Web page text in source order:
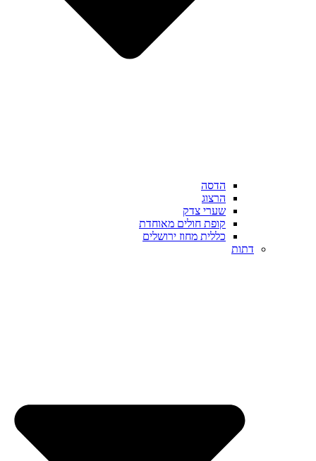
שערי צדק
קופת חולים מאוחדת
כללית מחוז ירושלים